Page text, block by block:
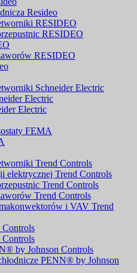
Resideo
RESIDEO
RESIDEO
RESIDEO
Schneider Electric
Electric
Electric
FEMA
Trend Controls
elektrycznej Trend Controls
Trend Controls
Trend Controls
i VAV Trend
Controls
by Johnson Controls
PENN® by Johnson